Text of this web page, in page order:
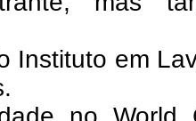
Instituto em